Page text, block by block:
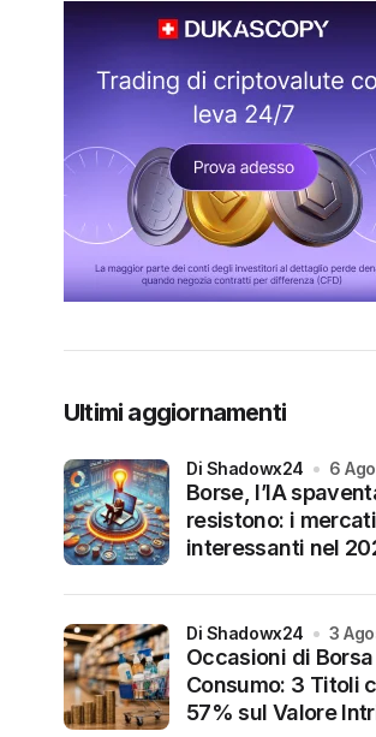
Ultimi aggiornamenti
Borse, l’IA
resistono: i
interessanti nel
di Shadowx24 6
Occasioni di
Consumo: 3 Titoli
57% sul Valore
di Shadowx24 3